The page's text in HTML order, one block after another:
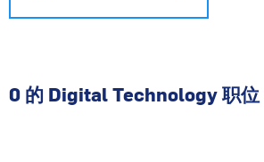
0 的 Digital Technology 职位